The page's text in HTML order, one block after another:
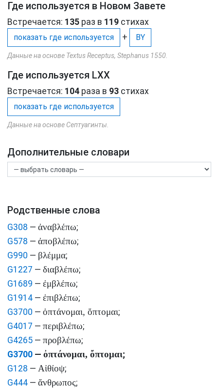
Где используется в Новом Завете
Встречается: 135 раз в 119 стихах
показать где используется + BY
Данные на основе Textus Receptus, Stephanus 1550.
Где используется LXX
Встречается: 104 раза в 93 стихах
показать где используется
Данные на основе Септуагинты.
Дополнительные словари
Родственные слова
G308 — ἀναβλέπω;
G578 — ἀποβλέπω;
G990 — βλέμμα;
G1227 — διαβλέπω;
G1689 — ἐμβλέπω;
G1914 — ἐπιβλέπω;
G3700 — ὀπτάνομαι, ὄπτομαι;
G4017 — περιβλέπω;
G4265 — προβλέπω;
G3700 — ὀπτάνομαι, ὄπτομαι;
G128 — Αἰθίοψ;
G444 — ἄνθρωπος;